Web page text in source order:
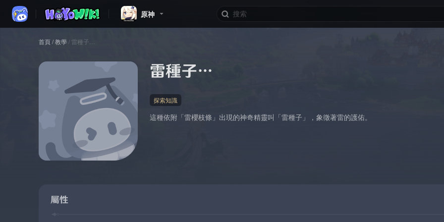
原神
首頁/教學/雷種子…
雷種子…
探索知識
這種依附「雷櫻枝條」出現的神奇精靈叫「雷種子」，象徵著雷的護佑。
屬性